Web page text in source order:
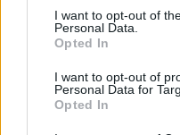
I want to opt-out of
Personal Data.
Opted In
I want to opt-out of
Personal Data for
Opted In
Pyostacine (311)
Antibiotiques - autre
Tension artérielle - beta
Tahor (299)